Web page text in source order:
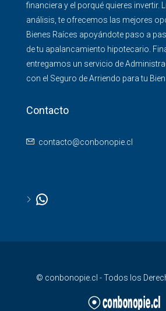
financiera y el porqué quieres invertir.
análisis, te ofrecemos las mejores
Bienes Raíces apoyándote paso a
de tu apalancamiento hipotecario.
entregamos un servicio de
con el Seguro de Arriendo para tu
Contacto
contacto@conbonopie.cl
© conbonopie.cl - Todos los